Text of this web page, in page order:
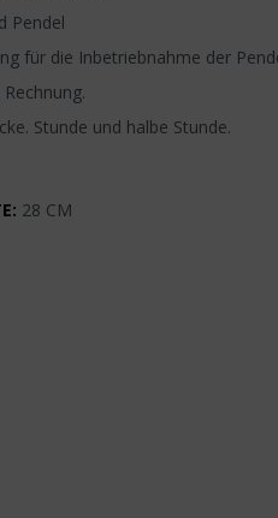
Pendel
für die Inbetriebnahme der
Stunde und halbe Stunde.
28 CM